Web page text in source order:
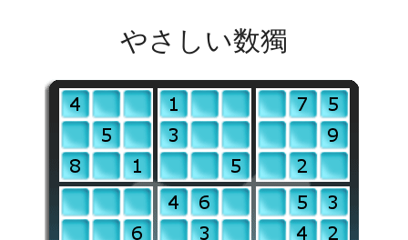
やさしい数獨